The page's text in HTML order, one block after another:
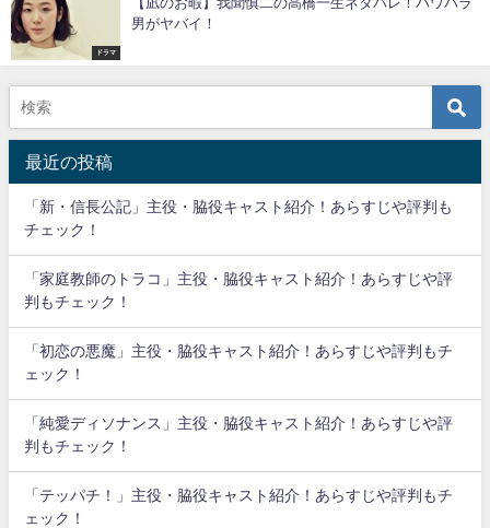
ドラマ
【凪のお暇】我聞慎二の高橋一生ネタバレ！パワハラ
男がヤバイ！
最近の投稿
「新・信長公記」主役・脇役キャスト紹介！あらすじや評判も
チェック！
「家庭教師のトラコ」主役・脇役キャスト紹介！あらすじや評
判もチェック！
「初恋の悪魔」主役・脇役キャスト紹介！あらすじや評判もチ
ェック！
「純愛ディソナンス」主役・脇役キャスト紹介！あらすじや評
判もチェック！
「テッパチ！」主役・脇役キャスト紹介！あらすじや評判もチ
ェック！